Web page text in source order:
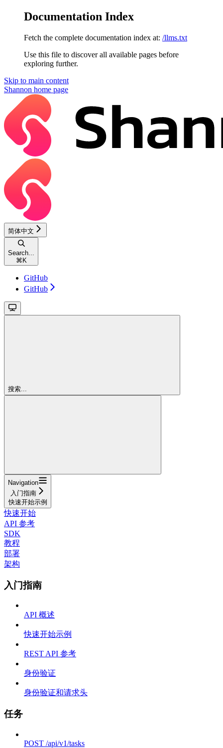
Documentation Index
Fetch the complete documentation index at: /llms.txt
Use this file to discover all available pages before
exploring further.
Skip to main content
Shannon home page
简体中文
Search...
⌘ K
GitHub
GitHub
搜索...
Navigation
入门指南
快速开始示例
快速开始
API 参考
SDK
教程
部署
架构
入门指南
API 概述
快速开始示例
REST API 参考
身份验证
身份验证和请求头
任务
POST /api/v1/tasks